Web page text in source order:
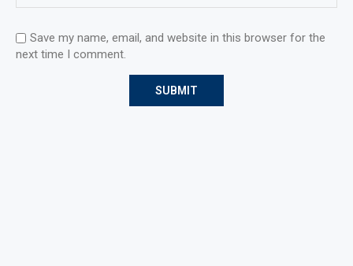
Save my name, email, and website in this browser for the
next time I comment.